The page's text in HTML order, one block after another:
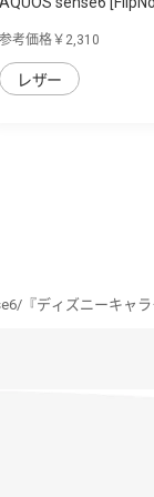
参考価格￥2,310
レザー
『ディズニーキャ